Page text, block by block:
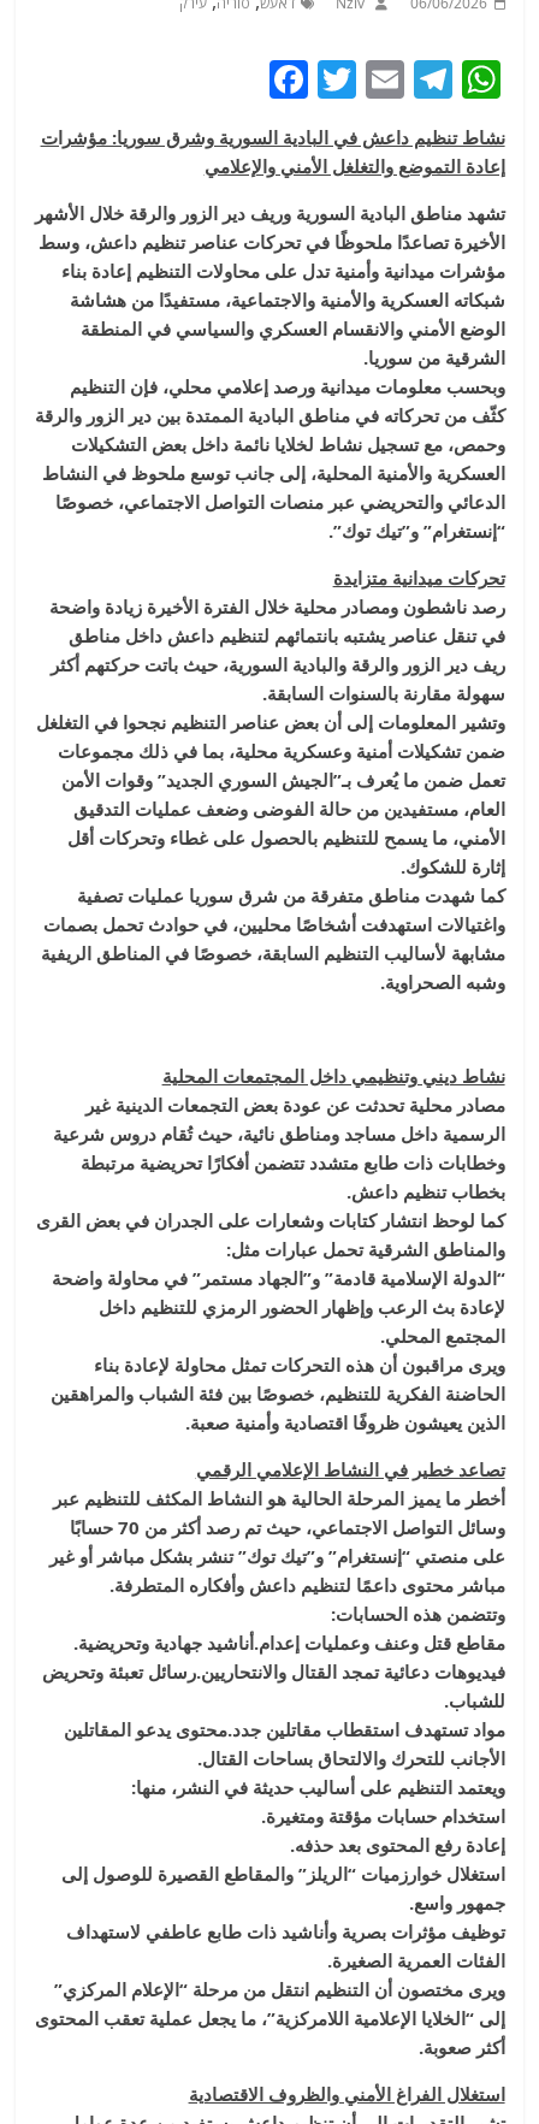
W
at
s
A
p
p
T
el
e
g
ra
m
E
ai
T
w
itt
er
a
c
e
b
o
o
k
نشاط تنظيم داعش في البادية السورية وشرق سوريا: مؤشرات
إعادة التموضع والتغلغل الأمني والإعلامي
تشهد مناطق البادية السورية وريف دير الزور والرقة خلال الأشهر
الأخيرة تصاعدًا ملحوظًا في تحركات عناصر تنظيم داعش، وسط
مؤشرات ميدانية وأمنية تدل على محاولات التنظيم إعادة بناء
شبكاته العسكرية والأمنية والاجتماعية، مستفيدًا من هشاشة
الوضع الأمني والانقسام العسكري والسياسي في المنطقة
الشرقية من سوريا.
وبحسب معلومات ميدانية ورصد إعلامي محلي، فإن التنظيم
كثّف من تحركاته في مناطق البادية الممتدة بين دير الزور والرقة
وحمص، مع تسجيل نشاط لخلايا نائمة داخل بعض التشكيلات
العسكرية والأمنية المحلية، إلى جانب توسع ملحوظ في النشاط
الدعائي والتحريضي عبر منصات التواصل الاجتماعي، خصوصًا
“إنستغرام” و”تيك توك”.
تحركات ميدانية متزايدة
رصد ناشطون ومصادر محلية خلال الفترة الأخيرة زيادة واضحة
في تنقل عناصر يشتبه بانتمائهم لتنظيم داعش داخل مناطق
ريف دير الزور والرقة والبادية السورية، حيث باتت حركتهم أكثر
سهولة مقارنة بالسنوات السابقة.
وتشير المعلومات إلى أن بعض عناصر التنظيم نجحوا في التغلغل
ضمن تشكيلات أمنية وعسكرية محلية، بما في ذلك مجموعات
تعمل ضمن ما يُعرف بـ”الجيش السوري الجديد” وقوات الأمن
العام، مستفيدين من حالة الفوضى وضعف عمليات التدقيق
الأمني، ما يسمح للتنظيم بالحصول على غطاء وتحركات أقل
إثارة للشكوك.
كما شهدت مناطق متفرقة من شرق سوريا عمليات تصفية
واغتيالات استهدفت أشخاصًا محليين، في حوادث تحمل بصمات
مشابهة لأساليب التنظيم السابقة، خصوصًا في المناطق الريفية
وشبه الصحراوية.
نشاط ديني وتنظيمي داخل المجتمعات المحلية
مصادر محلية تحدثت عن عودة بعض التجمعات الدينية غير
الرسمية داخل مساجد ومناطق نائية، حيث تُقام دروس شرعية
وخطابات ذات طابع متشدد تتضمن أفكارًا تحريضية مرتبطة
بخطاب تنظيم داعش.
كما لوحظ انتشار كتابات وشعارات على الجدران في بعض القرى
والمناطق الشرقية تحمل عبارات مثل:
“الدولة الإسلامية قادمة” و”الجهاد مستمر” في محاولة واضحة
لإعادة بث الرعب وإظهار الحضور الرمزي للتنظيم داخل
المجتمع المحلي.
ويرى مراقبون أن هذه التحركات تمثل محاولة لإعادة بناء
الحاضنة الفكرية للتنظيم، خصوصًا بين فئة الشباب والمراهقين
الذين يعيشون ظروفًا اقتصادية وأمنية صعبة.
تصاعد خطير في النشاط الإعلامي الرقمي
أخطر ما يميز المرحلة الحالية هو النشاط المكثف للتنظيم عبر
وسائل التواصل الاجتماعي، حيث تم رصد أكثر من 70 حسابًا
على منصتي “إنستغرام” و”تيك توك” تنشر بشكل مباشر أو غير
مباشر محتوى داعمًا لتنظيم داعش وأفكاره المتطرفة.
وتتضمن هذه الحسابات:
مقاطع قتل وعنف وعمليات إعدام.أناشيد جهادية وتحريضية.
فيديوهات دعائية تمجد القتال والانتحاريين.رسائل تعبئة وتحريض
للشباب.
مواد تستهدف استقطاب مقاتلين جدد.محتوى يدعو المقاتلين
الأجانب للتحرك والالتحاق بساحات القتال.
ويعتمد التنظيم على أساليب حديثة في النشر، منها:
استخدام حسابات مؤقتة ومتغيرة.
إعادة رفع المحتوى بعد حذفه.
استغلال خوارزميات “الريلز” والمقاطع القصيرة للوصول إلى
جمهور واسع.
توظيف مؤثرات بصرية وأناشيد ذات طابع عاطفي لاستهداف
الفئات العمرية الصغيرة.
ويرى مختصون أن التنظيم انتقل من مرحلة “الإعلام المركزي”
إلى “الخلايا الإعلامية اللامركزية”، ما يجعل عملية تعقب المحتوى
أكثر صعوبة.
استغلال الفراغ الأمني والظروف الاقتصادية